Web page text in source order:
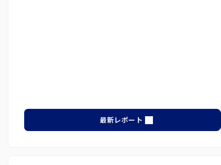
最新レポート